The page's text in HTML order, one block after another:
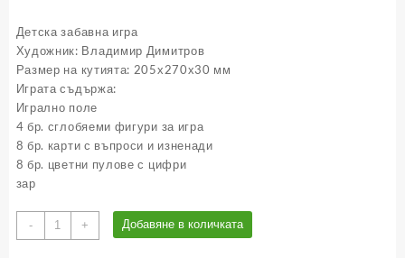
Детска забавна игра
Художник: Владимир Димитров
Размер на кутията: 205х270х30 мм
Играта съдържа:
Игрално поле
4 бр. сглобяеми фигури за игра
8 бр. карти с въпроси и изненади
8 бр. цветни пулове с цифри
зар
-
количество
за
+ Добавяне в количката